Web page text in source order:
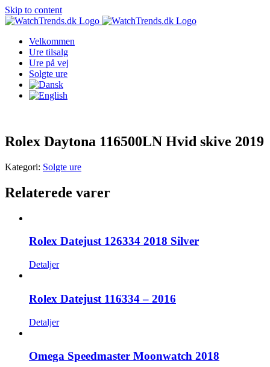
Skip to content
Velkommen
Ure tilsalg
Ure på vej
Solgte ure
Rolex Daytona 116500LN Hvid skive 2019
Kategori: Solgte ure
Relaterede varer
Rolex Datejust 126334 2018 Silver
Detaljer
Rolex Datejust 116334 – 2016
Detaljer
Omega Speedmaster Moonwatch 2018